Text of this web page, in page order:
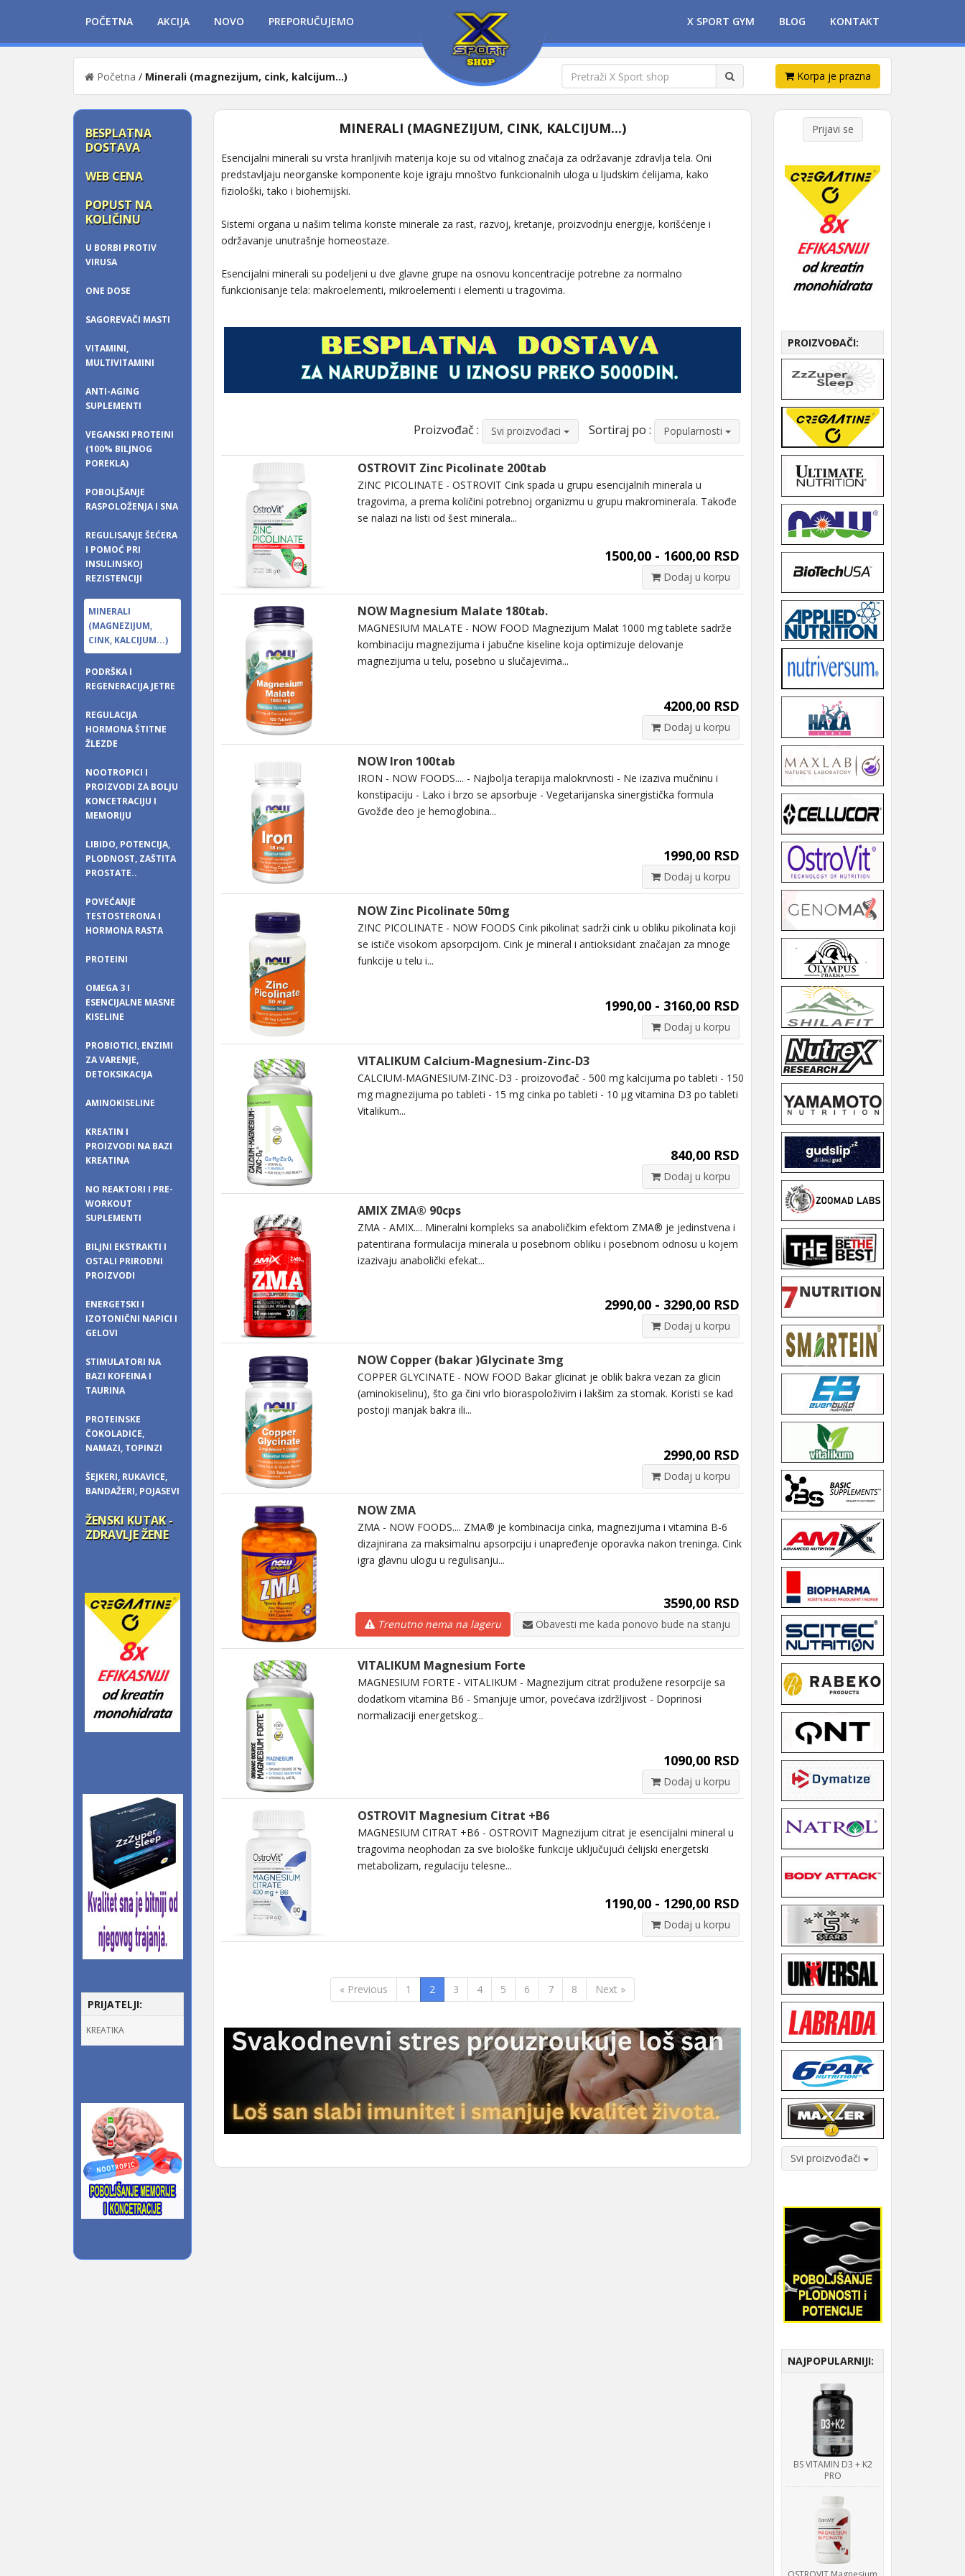
POČETNA AKCIJA NOVO PREPORUČUJEMO X SPORT GYM BLOG KONTAKT
Početna / Minerali (magnezijum, cink, kalcijum...) Korpa je prazna
BESPLATNA
DOSTAVA
WEB CENA
POPUST NA
KOLIČINU
U BORBI PROTIV
VIRUSA
ONE DOSE
SAGOREVAČI MASTI
VITAMINI,
MULTIVITAMINI
ANTI-AGING
SUPLEMENTI
VEGANSKI PROTEINI
(100% BILJNOG
POREKLA)
POBOLJŠANJE
RASPOLOŽENJA I SNA
REGULISANJE ŠEĆERA
I POMOĆ PRI
INSULINSKOJ
REZISTENCIJI
MINERALI
(MAGNEZIJUM,
CINK, KALCIJUM...)
PODRŠKA I
REGENERACIJA JETRE
REGULACIJA
HORMONA ŠTITNE
ŽLEZDE
NOOTROPICI I
PROIZVODI ZA BOLJU
KONCETRACIJU I
MEMORIJU
LIBIDO, POTENCIJA,
PLODNOST, ZAŠTITA
PROSTATE..
POVEĆANJE
TESTOSTERONA I
HORMONA RASTA
PROTEINI
OMEGA 3 I
ESENCIJALNE MASNE
KISELINE
PROBIOTICI, ENZIMI
ZA VARENJE,
DETOKSIKACIJA
AMINOKISELINE
KREATIN I
PROIZVODI NA BAZI
KREATINA
NO REAKTORI I PRE-
WORKOUT
SUPLEMENTI
BILJNI EKSTRAKTI I
OSTALI PRIRODNI
PROIZVODI
ENERGETSKI I
IZOTONIČNI NAPICI I
GELOVI
STIMULATORI NA
BAZI KOFEINA I
TAURINA
PROTEINSKE
ČOKOLADICE,
NAMAZI, TOPINZI
ŠEJKERI, RUKAVICE,
BANDAŽERI, POJASEVI
ŽENSKI KUTAK -
ZDRAVLJE ŽENE
PRIJATELJI:
KREATIKA
MINERALI (MAGNEZIJUM, CINK, KALCIJUM...)
Esencijalni minerali su vrsta hranljivih materija koje su od vitalnog značaja za održavanje zdravlja tela. Oni
predstavljaju neorganske komponente koje igraju mnoštvo funkcionalnih uloga u ljudskim ćelijama, kako
fiziološki, tako i biohemijski.
Sistemi organa u našim telima koriste minerale za rast, razvoj, kretanje, proizvodnju energije, korišćenje i
održavanje unutrašnje homeostaze.
Esencijalni minerali su podeljeni u dve glavne grupe na osnovu koncentracije potrebne za normalno
funkcionisanje tela: makroelementi, mikroelementi i elementi u tragovima.
Proizvođač : Svi proizvođaci Sortiraj po : Popularnosti
OSTROVIT Zinc Picolinate 200tab
ZINC PICOLINATE - OSTROVIT Cink spada u grupu esencijalnih minerala u
tragovima, a prema količini potrebnoj organizmu u grupu makrominerala. Takođe
se nalazi na listi od šest minerala...
1500,00 - 1600,00 RSD
Dodaj u korpu
NOW Magnesium Malate 180tab.
MAGNESIUM MALATE - NOW FOOD Magnezijum Malat 1000 mg tablete sadrže
kombinaciju magnezijuma i jabučne kiseline koja optimizuje delovanje
magnezijuma u ​​telu, posebno u slučajevima...
4200,00 RSD
Dodaj u korpu
NOW Iron 100tab
IRON - NOW FOODS.... - Najbolja terapija malokrvnosti - Ne izaziva mučninu i
konstipaciju - Lako i brzo se apsorbuje - Vegetarijanska sinergistička formula
Gvožđe deo je hemoglobina...
1990,00 RSD
Dodaj u korpu
NOW Zinc Picolinate 50mg
ZINC PICOLINATE - NOW FOODS Cink pikolinat sadrži cink u obliku pikolinata koji
se ističe visokom apsorpcijom. Cink je mineral i antioksidant značajan za mnoge
funkcije u telu i...
1990,00 - 3160,00 RSD
Dodaj u korpu
VITALIKUM Calcium-Magnesium-Zinc-D3
CALCIUM-MAGNESIUM-ZINC-D3 - proizovođač - 500 mg kalcijuma po tableti - 150
mg magnezijuma po tableti - 15 mg cinka po tableti - 10 μg vitamina D3 po tableti
Vitalikum...
840,00 RSD
Dodaj u korpu
AMIX ZMA® 90cps
ZMA - AMIX.... Mineralni kompleks sa anaboličkim efektom ZMA® je jedinstvena i
patentirana formulacija minerala u posebnom obliku i posebnom odnosu u kojem
izazivaju anabolički efekat...
2990,00 - 3290,00 RSD
Dodaj u korpu
NOW Copper (bakar )Glycinate 3mg
COPPER GLYCINATE - NOW FOOD Bakar glicinat je oblik bakra vezan za glicin
(aminokiselinu), što ga čini vrlo bioraspoloživim i lakšim za stomak. Koristi se kad
postoji manjak bakra ili...
2990,00 RSD
Dodaj u korpu
NOW ZMA
ZMA - NOW FOODS.... ZMA® je kombinacija cinka, magnezijuma i vitamina B-6
dizajnirana za maksimalnu apsorpciju i unapređenje oporavka nakon treninga. Cink
igra glavnu ulogu u regulisanju...
3590,00 RSD
Trenutno nema na lageru Obavesti me kada ponovo bude na stanju
VITALIKUM Magnesium Forte
MAGNESIUM FORTE - VITALIKUM - Magnezijum citrat produžene resorpcije sa
dodatkom vitamina B6 - Smanjuje umor, povećava izdržljivost - Doprinosi
normalizaciji energetskog...
1090,00 RSD
Dodaj u korpu
OSTROVIT Magnesium Citrat +B6
MAGNESIUM CITRAT +B6 - OSTROVIT Magnezijum citrat je esencijalni mineral u
tragovima neophodan za sve biološke funkcije uključujući ćelijski energetski
metabolizam, regulaciju telesne...
1190,00 - 1290,00 RSD
Dodaj u korpu
« Previous 1 2 3 4 5 6 7 8 Next »
Prijavi se
PROIZVOĐAČI:
Svi proizvođači
NAJPOPULARNIJI:
BS VITAMIN D3 + K2
PRO